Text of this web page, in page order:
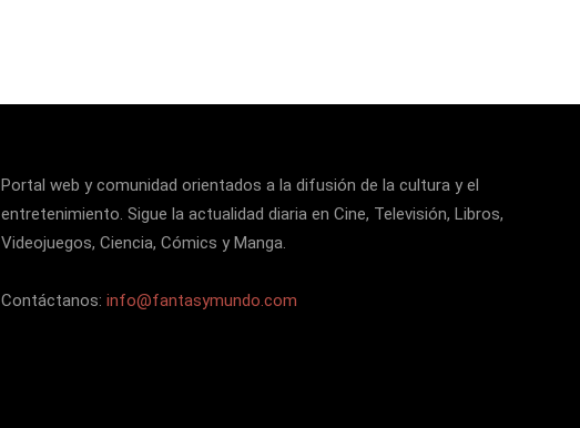
Portal web y comunidad orientados a la difusión de la cultura y el
entretenimiento. Sigue la actualidad diaria en Cine, Televisión, Libros,
Videojuegos, Ciencia, Cómics y Manga.
Contáctanos: info@fantasymundo.com